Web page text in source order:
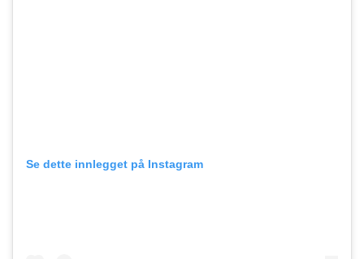
Se dette innlegget på Instagram